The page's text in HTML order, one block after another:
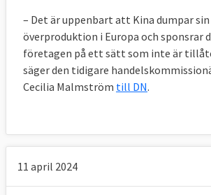
– Det är uppenbart att Kina dumpar sin
överproduktion i Europa och sponsrar
företagen på ett sätt som inte är
säger den tidigare
Cecilia Malmström till DN.
11 april 2024